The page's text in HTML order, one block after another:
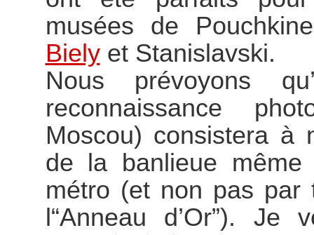
musées de
Bielyet Stanislavski.
Nous prévoyons
reconnaissance
Moscou) consistera à
de la banlieue même
métro (et non pas par
l“Anneau d’Or”).